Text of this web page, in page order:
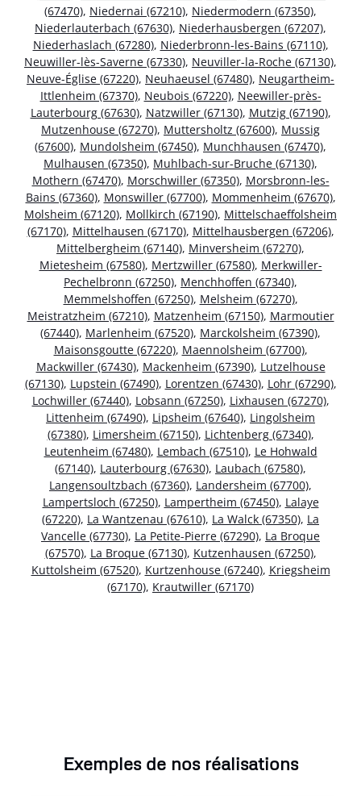
(67470), Niedernai (67210), Niedermodern (67350),
Niederlauterbach (67630), Niederhausbergen (67207),
Niederhaslach (67280), Niederbronn-les-Bains (67110),
Neuwiller-lès-Saverne (67330), Neuviller-la-Roche (67130),
Neuve-Église (67220), Neuhaeusel (67480), Neugartheim-
Ittlenheim (67370), Neubois (67220), Neewiller-près-
Lauterbourg (67630), Natzwiller (67130), Mutzig (67190),
Mutzenhouse (67270), Muttersholtz (67600), Mussig
(67600), Mundolsheim (67450), Munchhausen (67470),
Mulhausen (67350), Muhlbach-sur-Bruche (67130),
Mothern (67470), Morschwiller (67350), Morsbronn-les-
Bains (67360), Monswiller (67700), Mommenheim (67670),
Molsheim (67120), Mollkirch (67190), Mittelschaeffolsheim
(67170), Mittelhausen (67170), Mittelhausbergen (67206),
Mittelbergheim (67140), Minversheim (67270),
Mietesheim (67580), Mertzwiller (67580), Merkwiller-
Pechelbronn (67250), Menchhoffen (67340),
Memmelshoffen (67250), Melsheim (67270),
Meistratzheim (67210), Matzenheim (67150), Marmoutier
(67440), Marlenheim (67520), Marckolsheim (67390),
Maisonsgoutte (67220), Maennolsheim (67700),
Mackwiller (67430), Mackenheim (67390), Lutzelhouse
(67130), Lupstein (67490), Lorentzen (67430), Lohr (67290),
Lochwiller (67440), Lobsann (67250), Lixhausen (67270),
Littenheim (67490), Lipsheim (67640), Lingolsheim
(67380), Limersheim (67150), Lichtenberg (67340),
Leutenheim (67480), Lembach (67510), Le Hohwald
(67140), Lauterbourg (67630), Laubach (67580),
Langensoultzbach (67360), Landersheim (67700),
Lampertsloch (67250), Lampertheim (67450), Lalaye
(67220), La Wantzenau (67610), La Walck (67350), La
Vancelle (67730), La Petite-Pierre (67290), La Broque
(67570), La Broque (67130), Kutzenhausen (67250),
Kuttolsheim (67520), Kurtzenhouse (67240), Kriegsheim
(67170), Krautwiller (67170)
Exemples de nos réalisations